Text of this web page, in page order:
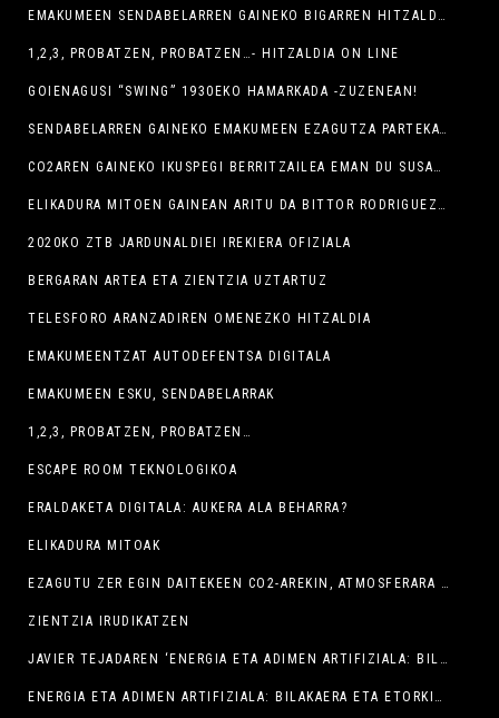
EMAKUMEEN SENDABELARREN GAINEKO BIGARREN HITZALDIAK ERE HARRERA OSO ONA
1,2,3, PROBATZEN, PROBATZEN…- HITZALDIA ON LINE
GOIENAGUSI “SWING” 1930EKO HAMARKADA -ZUZENEAN!
SENDABELARREN GAINEKO EMAKUMEEN EZAGUTZA PARTEKATZEKO LEHEN SAIOA EGIN DU GAUR KRIS LIZARRAGAK
CO2AREN GAINEKO IKUSPEGI BERRITZAILEA EMAN DU SUSANA PEREZ GIL ADITUAK
ELIKADURA MITOEN GAINEAN ARITU DA BITTOR RODRIGUEZ ADITUA
2020KO ZTB JARDUNALDIEI IREKIERA OFIZIALA
BERGARAN ARTEA ETA ZIENTZIA UZTARTUZ
TELESFORO ARANZADIREN OMENEZKO HITZALDIA
EMAKUMEENTZAT AUTODEFENTSA DIGITALA
EMAKUMEEN ESKU, SENDABELARRAK
1,2,3, PROBATZEN, PROBATZEN…
ESCAPE ROOM TEKNOLOGIKOA
ERALDAKETA DIGITALA: AUKERA ALA BEHARRA?
ELIKADURA MITOAK
EZAGUTU ZER EGIN DAITEKEEN CO2-AREKIN, ATMOSFERARA JAURTI BEHARREAN
ZIENTZIA IRUDIKATZEN
JAVIER TEJADAREN ‘ENERGIA ETA ADIMEN ARTIFIZIALA: BILAKAERA ETA ETORKIZUNA’ HITZALDIA HEMEN IKUSGAI
ENERGIA ETA ADIMEN ARTIFIZIALA: BILAKAERA ETA ETORKIZUNA